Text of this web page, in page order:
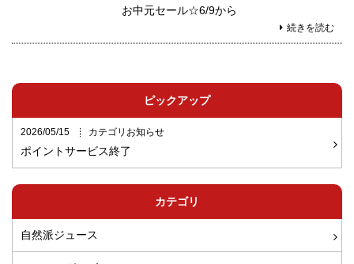
お中元セール☆6/9から
続きを読む
ピックアップ
2026/05/15 カテゴリお知らせ
ポイントサービス終了
カテゴリ
自然派ジュース